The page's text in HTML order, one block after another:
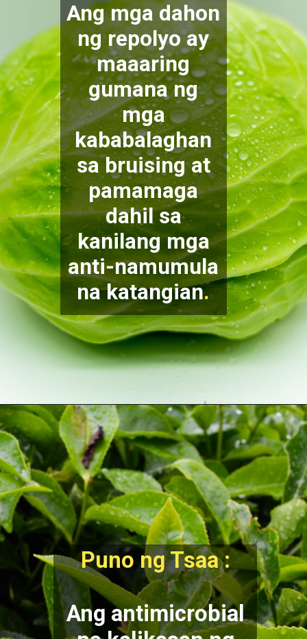
Ang mga dahon
ng repolyo ay
maaaring
gumana ng
mga
kababalaghan
sa bruising at
pamamaga
dahil sa
kanilang mga
anti-namumula
na katangian.
Puno ng Tsaa :
Ang antimicrobial